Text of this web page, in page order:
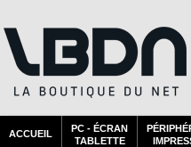
ACCUEIL
PC - ÉCRAN
TABLETTE